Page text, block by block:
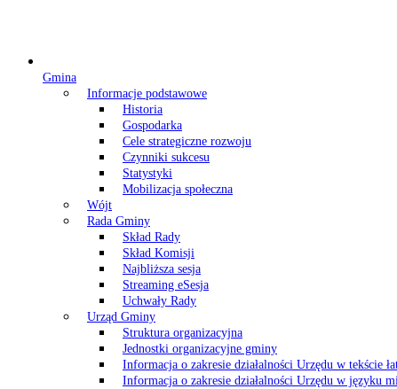
Gmina
Informacje podstawowe
Historia
Gospodarka
Cele strategiczne rozwoju
Czynniki sukcesu
Statystyki
Mobilizacja społeczna
Wójt
Rada Gminy
Skład Rady
Skład Komisji
Najbliższa sesja
Streaming eSesja
Uchwały Rady
Urząd Gminy
Struktura organizacyjna
Jednostki organizacyjne gminy
Informacja o zakresie działalności Urzędu w tekście
Informacja o zakresie działalności Urzędu w języku